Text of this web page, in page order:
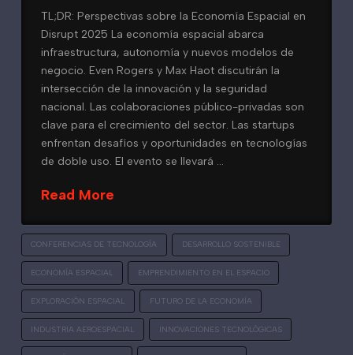
TL;DR: Perspectivas sobre la Economía Espacial en
Disrupt 2025 La economía espacial abarca
infraestructura, autonomía y nuevos modelos de
negocio. Even Rogers y Max Haot discutirán la
intersección de la innovación y la seguridad
nacional. Las colaboraciones público-privadas son
clave para el crecimiento del sector. Las startups
enfrentan desafíos y oportunidades en tecnologías
de doble uso. El evento se llevará …
Read More
CONFERENCIAS DE TECNOLOGÍA DESARROLLO SOSTENIBLE
ECONOMÍA ESPACIAL EMPRENDIMIENTO EN EL ESPACIO
EXPLORACIÓN ESPACIAL FUTURO DE LA ECONOMÍA
INDUSTRIA AEROESPACIAL INNOVACIONES TECNOLÓGICAS